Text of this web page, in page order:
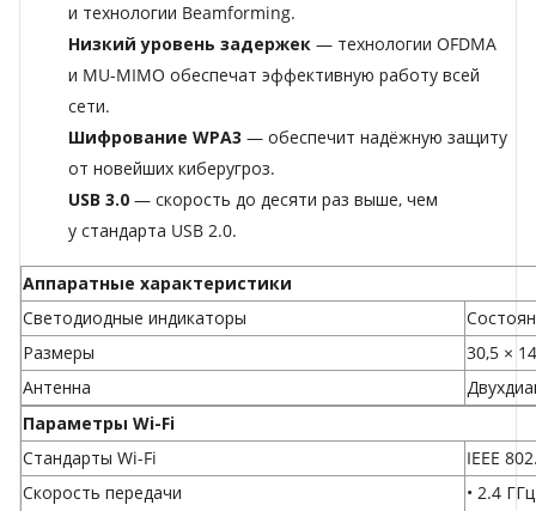
и технологии Beamforming.
Низкий уровень задержек — технологии OFDMA
и MU-MIMO обеспечат эффективную работу всей
сети.
Шифрование WPA3 — обеспечит надёжную защиту
от новейших киберугроз.
USB 3.0 — скорость до десяти раз выше, чем
у стандарта USB 2.0.
Аппаратные характеристики
Светодиодные индикаторы
Размеры
30,5 ×
Антенна
Параметры Wi-Fi
Стандарты Wi-Fi
IEEE
Скороcть передачи
• 2.4